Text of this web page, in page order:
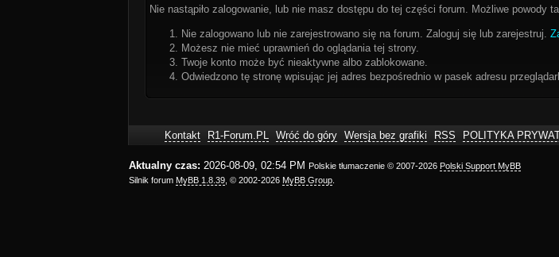
Nie nastąpiło zalogowanie, lub nie masz dostępu do tej części forum. Możliwe powody
Nie zalogowano lub nie zarejestrowano się na forum. Zaloguj się lub zarejestruj.
Możesz nie mieć uprawnień do oglądania tej strony.
Twoje konto może być nieaktywne albo zablokowane.
Odwiedzono tę stronę wpisując jej adres bezpośrednio w pasek adresu
Kontakt R1-Forum.PL Wróć do góry Wersja bez grafiki RSS POLITYKA
Aktualny czas: 2026-08-09, 02:54 PM Polskie tłumaczenie © 2007-2026 Polski Support MyBB
Silnik forum MyBB 1.8.39 , © 2002-2026 MyBB Group